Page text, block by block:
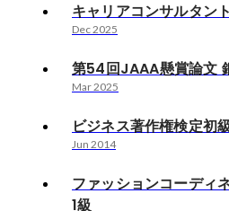
キャリアコンサルタン
Dec 2025
第54回JAAA懸賞論文
Mar 2025
ビジネス著作権検定初
Jun 2014
ファッションコーディ
1級